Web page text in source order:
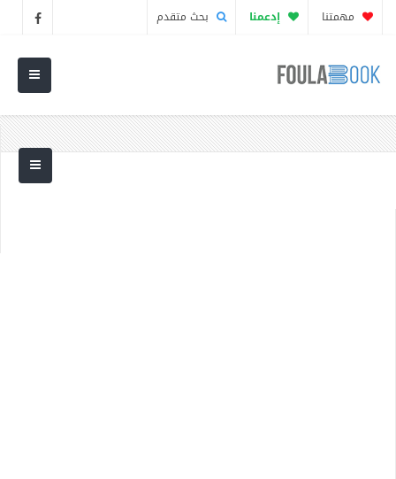
مهمتنا إدعمنا بحث متقدم